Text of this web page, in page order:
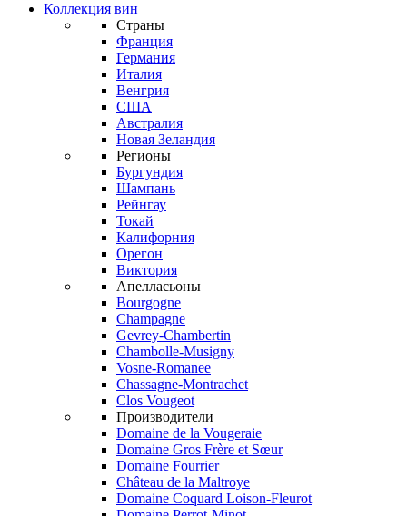
Коллекция вин
Страны
Франция
Германия
Италия
Венгрия
США
Австралия
Новая Зеландия
Регионы
Бургундия
Шампань
Рейнгау
Токай
Калифорния
Орегон
Виктория
Апелласьоны
Bourgogne
Champagne
Gevrey-Chambertin
Chambolle-Musigny
Vosne-Romanee
Chassagne-Montrachet
Clos Vougeot
Производители
Domaine de la Vougeraie
Domaine Gros Frère et Sœur
Domaine Fourrier
Château de la Maltroye
Domaine Coquard Loison-Fleurot